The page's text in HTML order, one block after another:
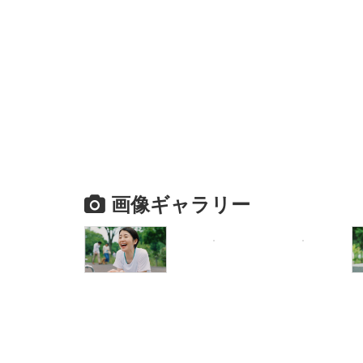
画像ギャラリー